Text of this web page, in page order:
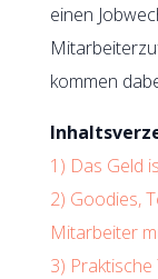
einen
kommen
1) Das Geld
2) Goodies,
Mitarbeiter
3)